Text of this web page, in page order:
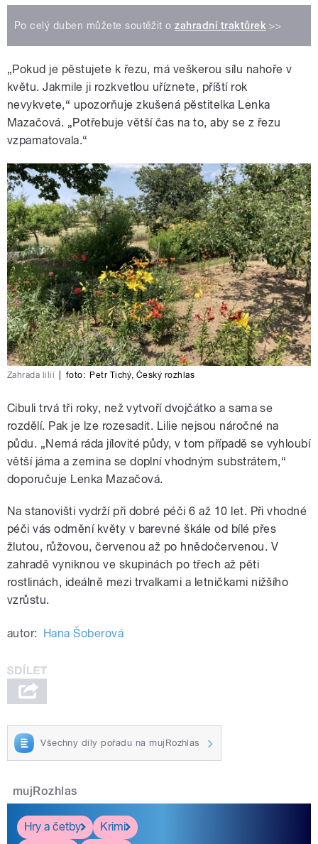
Po celý duben můžete soutěžit ozahradní traktůrek >>
„Pokud je pěstujete k řezu, má veškerou sílu nahoře v
květu. Jakmile ji rozkvetlou uříznete, příští rok
nevykvete,“ upozorňuje zkušená pěstitelka Lenka
Mazačová. „Potřebuje větší čas na to, aby se z řezu
vzpamatovala.“
Zahrada lilií foto: Petr Tichý, Český rozhlas
Cibuli trvá tři roky, než vytvoří dvojčátko a sama se
rozdělí. Pak je lze rozesadit. Lilie nejsou náročné na
půdu. „Nemá ráda jílovité půdy, v tom případě se vyhloubí
větší jáma a zemina se doplní vhodným substrátem,“
doporučuje Lenka Mazačová.
Na stanovišti vydrží při dobré péči 6 až 10 let. Při vhodné
péči vás odmění květy v barevné škále od bílé přes
žlutou, růžovou, červenou až po hnědočervenou. V
zahradě vyniknou ve skupinách po třech až pěti
rostlinách, ideálně mezi trvalkami a letničkami nižšího
vzrůstu.
autor: Hana Šoberová
Všechny díly pořadu na mujRozhlas
mujRozhlas
Hry a četby
Krimi